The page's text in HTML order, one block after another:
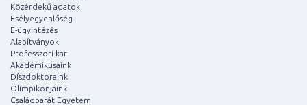
Közérdekű adatok
Esélyegyenlőség
E-ügyintézés
Alapítványok
Professzori kar
Akadémikusaink
Díszdoktoraink
Olimpikonjaink
Családbarát Egyetem